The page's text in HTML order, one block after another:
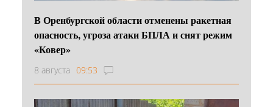
В Оренбургской области отменены ракетная
опасность, угроза атаки БПЛА и снят режим
«Ковер»
8 августа 09:53